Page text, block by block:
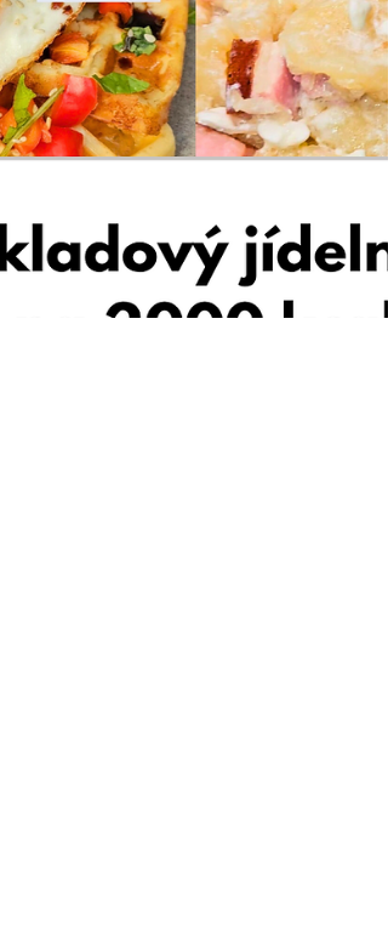
po večeři, včetně přehledu kalorií, bílkovin,
sacharidů a tuků. Vše sestavené s ohledem
na zdravý životní styl, hubnutí a potř